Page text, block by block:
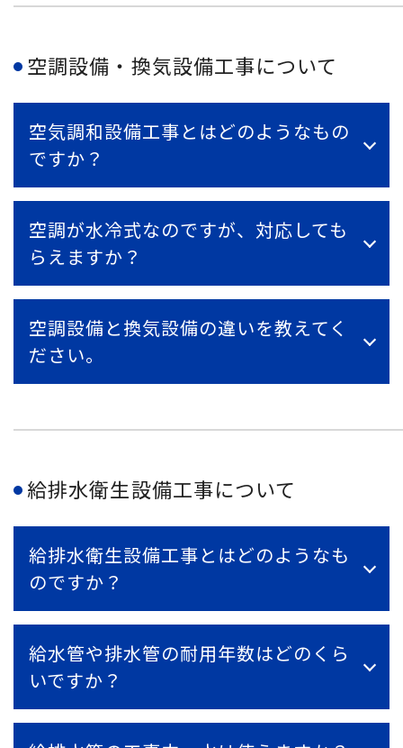
空調設備・換気設備工事について
空気調和設備工事とはどのようなもの
ですか？
空調が水冷式なのですが、対応しても
らえますか？
空調設備と換気設備の違いを教えてく
ださい。
給排水衛生設備工事について
給排水衛生設備工事とはどのようなも
のですか？
給水管や排水管の耐用年数はどのくら
いですか？